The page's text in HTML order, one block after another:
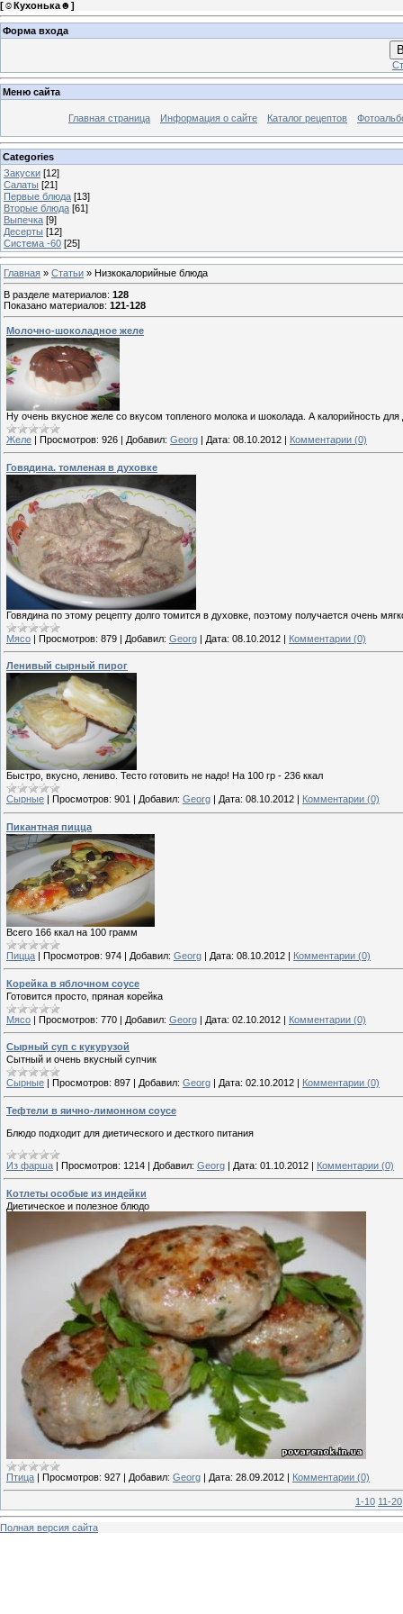
[☺Кухонька☻ ]
Форма входа
Меню сайта
Главная страница Информация о сайте Каталог рецептов
Categories
Закуски [12]
Салаты [21]
Первые блюда [13]
Вторые блюда [61]
Выпечка [9]
Десерты [12]
Система -60 [25]
Главная » Статьи » Низкокалорийные блюда
В разделе материалов: 128
Показано материалов: 121-128
Молочно-шоколадное желе
Ну очень вкусное желе со вкусом топленого молока и шоколада. А калорийность
Желе | Просмотров: 926 | Добавил: Georg | Дата: 08.10.2012 | Комментарии (0)
Говядина. томленая в духовке
Говядина по этому рецепту долго томится в духовке, поэтому получается очень
Мясо | Просмотров: 879 | Добавил: Georg | Дата: 08.10.2012 | Комментарии (0)
Ленивый сырный пирог
Быстро, вкусно, лениво. Тесто готовить не надо! На 100 гр - 236 ккал
Сырные Просмотров: 901 Добавил: Georg Дата: 08.10.2012 Комментарии (0)
Пикантная пицца
Всего 166 ккал на 100 грамм
Пицца | Просмотров: 974 | Добавил: Georg | Дата: 08.10.2012 | Комментарии (0)
Корейка в яблочном соусе
Готовится просто, пряная корейка
Мясо | Просмотров: 770 | Добавил: Georg | Дата: 02.10.2012 | Комментарии (0)
Сырный суп с кукурузой
Сытный и очень вкусный супчик
Сырные Просмотров: 897 Добавил: Georg Дата: 02.10.2012 Комментарии (0)
Тефтели в яично-лимонном соусе
Блюдо подходит для диетического и десткого питания
Из фарша | Просмотров: 1214 | Добавил: Georg | Дата: 01.10.2012 | Комментарии (0)
Котлеты особые из индейки
Диетическое и полезное блюдо
Птица | Просмотров: 927 | Добавил: Georg | Дата: 28.09.2012 | Комментарии (0)
1-10 11-20
Полная версия сайта